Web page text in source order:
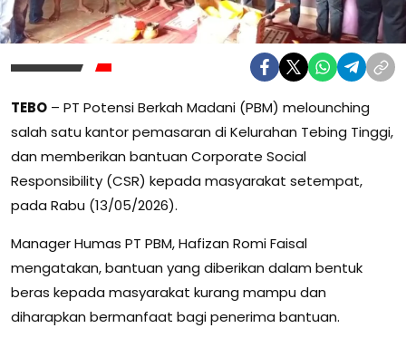
TEBO – PT Potensi Berkah Madani (PBM) melounching
salah satu kantor pemasaran di Kelurahan Tebing Tinggi,
dan memberikan bantuan Corporate Social
Responsibility (CSR) kepada masyarakat setempat,
pada Rabu (13/05/2026).
Manager Humas PT PBM, Hafizan Romi Faisal
mengatakan, bantuan yang diberikan dalam bentuk
beras kepada masyarakat kurang mampu dan
diharapkan bermanfaat bagi penerima bantuan.